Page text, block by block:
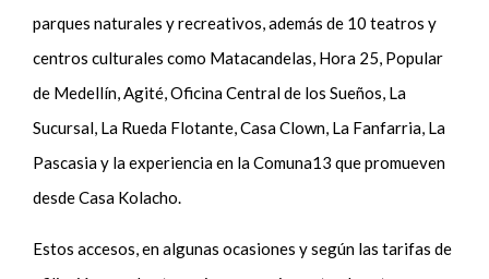
parques naturales y recreativos, además de 10 teatros y
centros culturales como Matacandelas, Hora 25, Popular
de Medellín, Agité, Oficina Central de los Sueños, La
Sucursal, La Rueda Flotante, Casa Clown, La Fanfarria, La
Pascasia y la experiencia en la Comuna13 que promueven
desde Casa Kolacho.
Estos accesos, en algunas ocasiones y según las tarifas de